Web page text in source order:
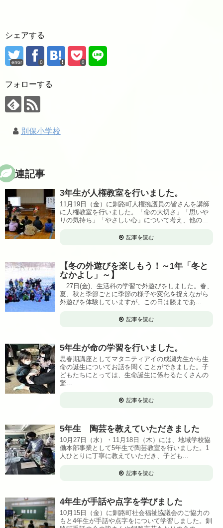
シェアする
error 0 0
フォローする
別保小学校
関連記事
3年生が人権教室を行いました。
11月19日（金）に釧路町人権擁護員の皆さんを講師
に人権教室を行いました。「命の大切さ」「思いや
りの気持ち」「やさしい心」について考え、他の...
記事を読む
【冬の外遊びを楽しもう！～1年「冬と
なかよし」～】
27日(金)、生活科の学習で外遊びをしました。春、
夏、秋と季節ごとに季節の様子や変化を捉えながら
外遊びを体験していますが、この日は膝まであ...
記事を読む
5年生が命の学習を行いました。
思春期講座としてマタニティアイの成瀬先生から生
命の誕生についてお話を聞くことができました。子
どもたちにとっては、生命誕生に係わるたくさんの
驚...
記事を読む
5年生 陶芸を教えていただきました
10月27日（水）・11月18日（木）には、地域学校協
働本部事業として5年生で陶芸教室を行いました。1
人ひとりに丁寧に教えていただき、子ども...
記事を読む
4年生が手話や点字を学びました
10月15日（金）に釧路町社会福祉協議会のご協力の
もと4年生が手話や点字をについて学習しました。釧